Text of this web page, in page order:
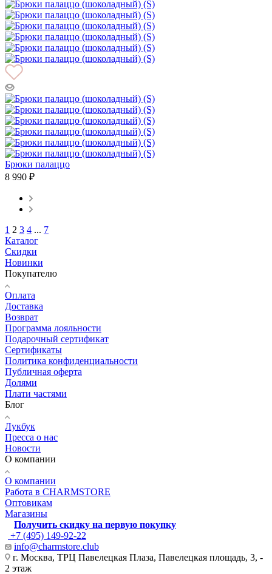
Брюки палаццо
8 990 ₽
1 2 3 4 ... 7
Каталог
Скидки
Новинки
Покупателю
Оплата
Доставка
Возврат
Программа лояльности
Подарочный сертификат
Сертификаты
Политика конфиденциальности
Публичная оферта
Долями
Плати частями
Блог
Лукбук
Пресса о нас
Новости
О компании
О компании
Работа в CHARMSTORE
Оптовикам
Магазины
Получить скидку на первую покупку
+7 (495) 149-92-22
info@charmstore.club
г. Москва, ТРЦ Павелецкая Плаза, Павелецкая площадь, 3, -
2 этаж